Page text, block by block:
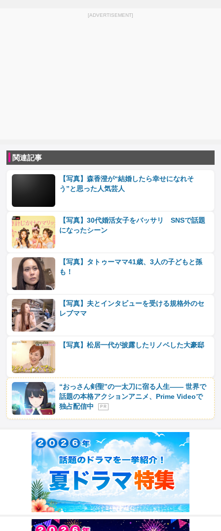
[ADVERTISEMENT]
関連記事
【写真】森香澄が“結婚したら幸せになれそ
う”と思った人気芸人
【写真】30代婚活女子をバッサリ SNSで話題
になったシーン
【写真】タトゥーママ41歳、3人の子どもと孫
も！
【写真】夫とインタビューを受ける規格外のセ
レブママ
【写真】松居一代が披露したリノベした大豪邸
“おっさん剣聖”の一太刀に宿る人生―― 世界で
話題の本格アクションアニメ、Prime Videoで
独占配信中
P R